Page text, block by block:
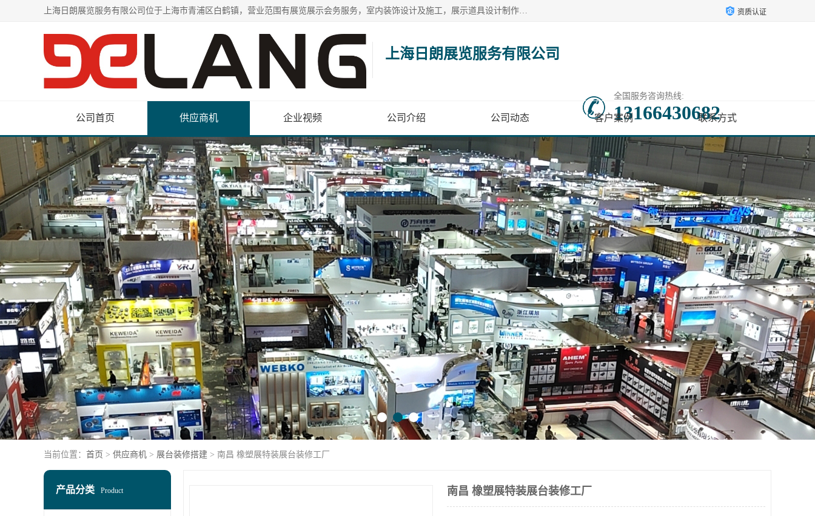
上海日朗展览服务有限公司位于上海市青浦区白鹤镇，营业范围有展览展示会务服务，室内装饰设计及施工，展示道具设计制作，舞台设计，图文设计，灯箱制作，园林绿化工程，广告装潢材料，建筑材料，办公用品，工艺礼品日用百货销售。 资质认证
上海日朗展览服务有限公司
全国服务咨询热线:
13166430682
公司首页 供应商机 企业视频 公司介绍 公司动态 客户案例 联系方式
当前位置： 首页 > 供应商机 > 展台装修搭建 > 南昌 橡塑展特装展台装修工厂
产品分类 Product 南昌 橡塑展特装展台装修工厂